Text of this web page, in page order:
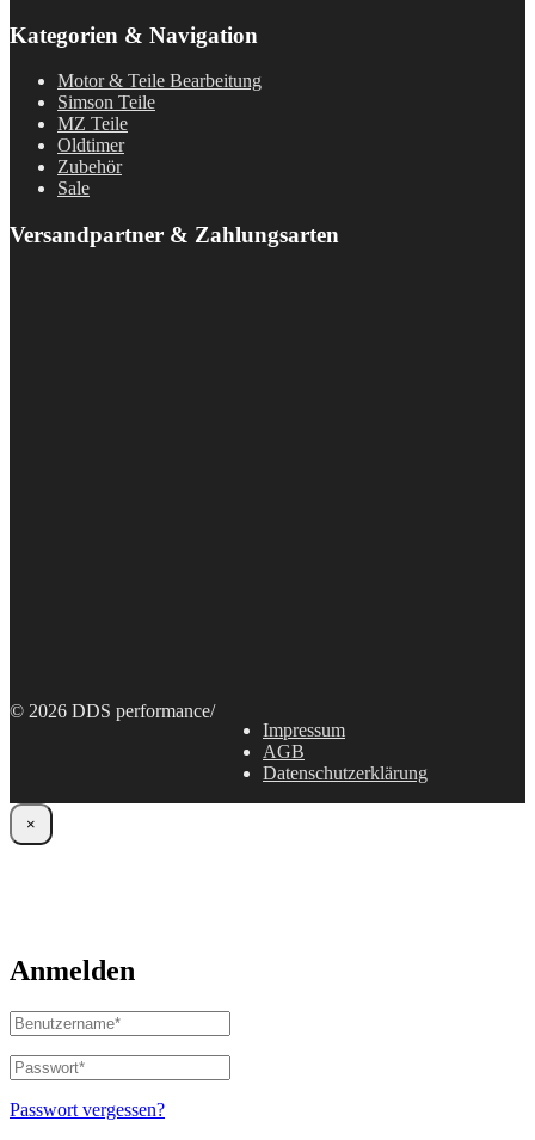
Kategorien & Navigation
Motor & Teile Bearbeitung
Simson Teile
MZ Teile
Oldtimer
Zubehör
Sale
Versandpartner & Zahlungsarten
© 2026 DDS performance/
Impressum
AGB
Datenschutzerklärung
×
Anmelden
Benutzername
oder
E-
Mail-
Adresse*
Passwort*
Erforderlich
Passwort vergessen?